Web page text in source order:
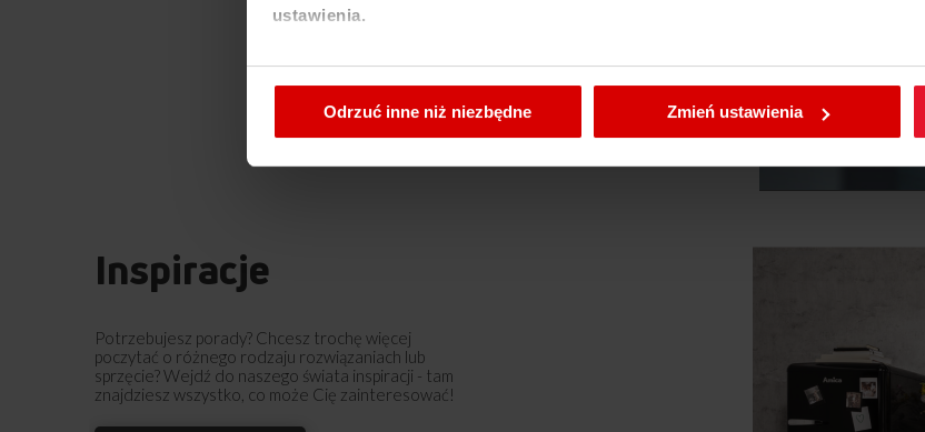
ustawienia.
W każdej chwili możesz zmienić wybrane przez Ciebie ustawienia plików cookies
Odrzuć inne niż niezbędne
Zmień ustawienia
Inspiracje
Potrzebujesz porady? Chcesz trochę więcej
poczytać o różnego rodzaju rozwiązaniach lub
sprzęcie? Wejdź do naszego świata inspiracji - tam
znajdziesz wszystko, co może Cię zainteresować!